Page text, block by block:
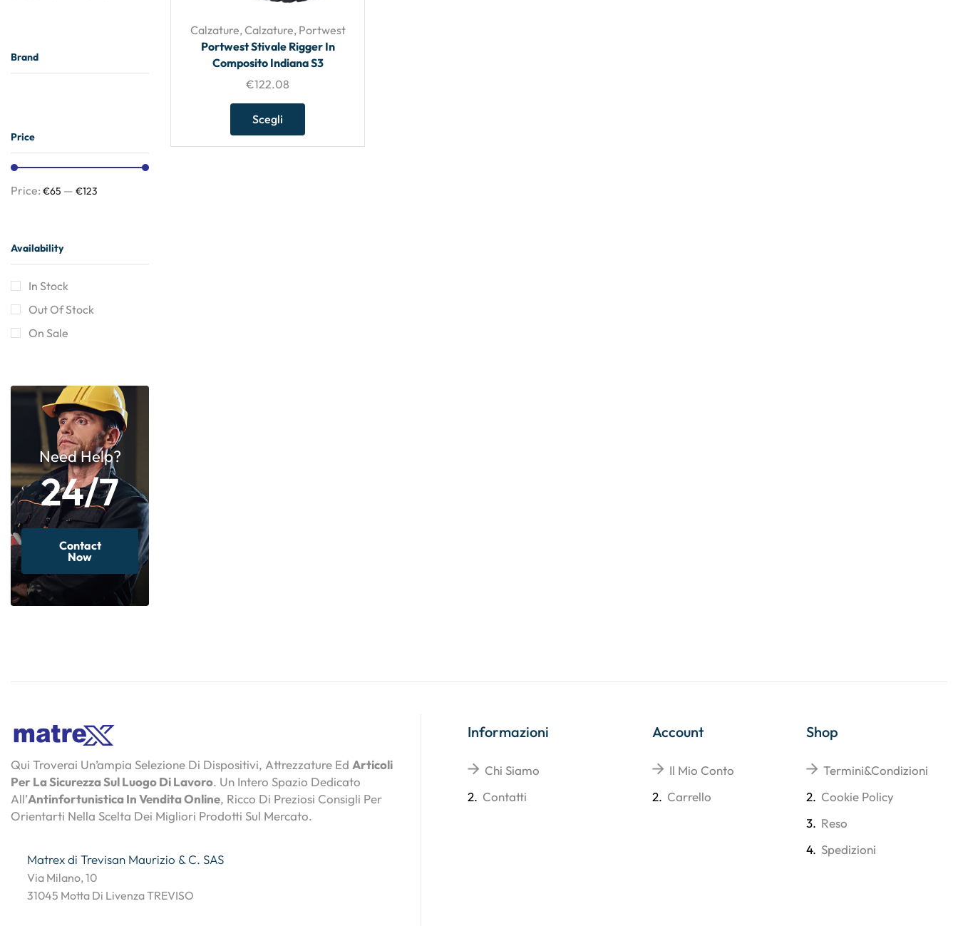
Calzature,Calzature, Portwest
Portwest Stivale Rigger In
Composito Indiana S3
€122.08
Scegli
Brand
Price
Price: €65 — €123
Availability
In Stock
Out Of Stock
On Sale
Need Help?
24/7
Contact
Now
Qui Troverai Un’ampia Selezione Di Dispositivi, Attrezzature Ed Articoli
Per La Sicurezza Sul Luogo Di Lavoro. Un Intero Spazio Dedicato
All’Antinfortunistica In Vendita Online, Ricco Di Preziosi Consigli Per
Orientarti Nella Scelta Dei Migliori Prodotti Sul Mercato.
Matrex di Trevisan Maurizio & C. SAS
Via Milano, 10
31045 Motta Di Livenza TREVISO
Informazioni
Chi Siamo
2. Contatti
Account
Il Mio Conto
2. Carrello
Shop
Termini&Condizioni
2. Cookie Policy
3. Reso
4. Spedizioni